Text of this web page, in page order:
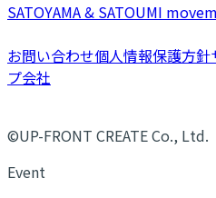
SATOYAMA & SATOUMI
お問い合わせ個人情報保護方針
プ会社
©UP-FRONT CREATE Co., Ltd.
Event